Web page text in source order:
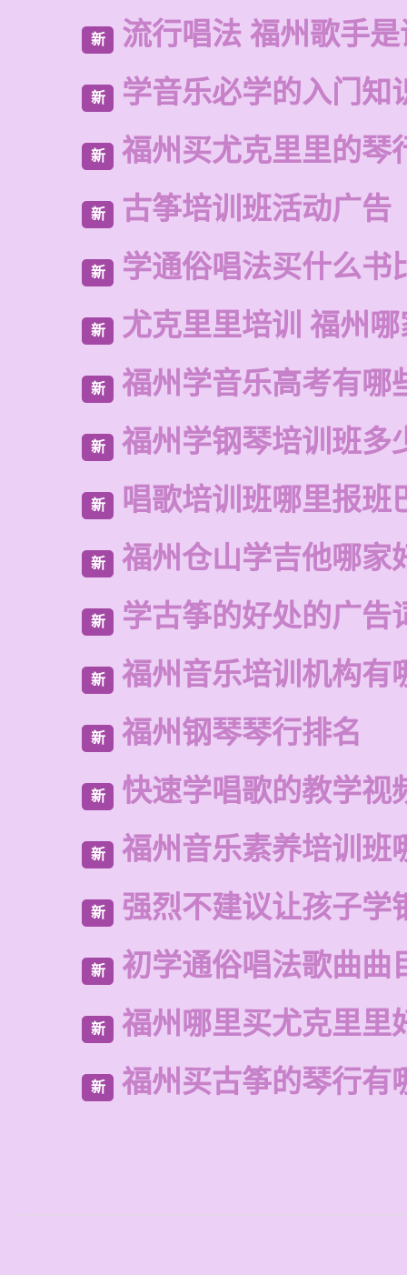
新 流行唱法 福州歌手
新 学音乐必学的入门知
新 福州买尤克里里的琴
新 古筝培训班活动广告
新 学通俗唱法买什么书
新 尤克里里培训 福州
新 福州学音乐高考有哪
新 福州学钢琴培训班多
新 唱歌培训班哪里报班
新 福州仓山学吉他哪家
新 学古筝的好处的广告
新 福州音乐培训机构有
新 福州钢琴琴行排名
新 快速学唱歌的教学视
新 福州音乐素养培训班
新 强烈不建议让孩子学
新 初学通俗唱法歌曲曲
新 福州哪里买尤克里里
新 福州买古筝的琴行有